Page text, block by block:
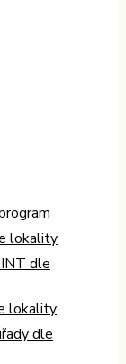
lokality
dle
lokality
dle